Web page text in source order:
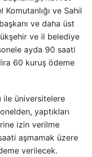
Komutanlığı ve Sahil
ve daha üst
ve il belediye
ayda 90 saati
60 kuruş ödeme
ile üniversitelere
yaptıkları
izin verilme
aşmamak üzere
verilecek.